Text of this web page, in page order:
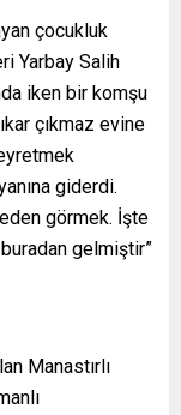
çocukluk
Yarbay Salih
iken bir komşu
çıkmaz evine
giderdi.
görmek. İşte
gelmiştir”
Manastırlı